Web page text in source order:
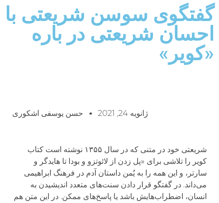
گفتگوی سوسن شریعتی با
احسان شریعتی در باره
«کویر»
ژانویه 24, 2021 حسن یوسفی اشکوری
شریعتی خود در متنی که در سال ۱۳۵۵ نوشته است کتاب
کویر را تلاشی برای «پل زدن از لائوتزو و بودا تا هایدگر و
سارتر، و این همه را به یُمن داستان آدم در فرهنگ ابراهیمی
می‌داند. در گفتگو قرار دادن سنت‌های متعدد اندیشیدن به
انسان، اضطراب‌هایش باشد یا پاسخ‌های ممکن. در این متن هم